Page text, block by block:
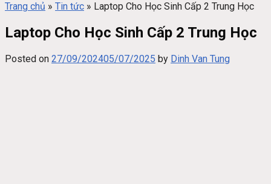
Trang chủ » Tin tức » Laptop Cho Học Sinh Cấp 2 Trung Học
Laptop Cho Học Sinh Cấp 2 Trung Học
Posted on 27/09/202405/07/2025 by Dinh Van Tung